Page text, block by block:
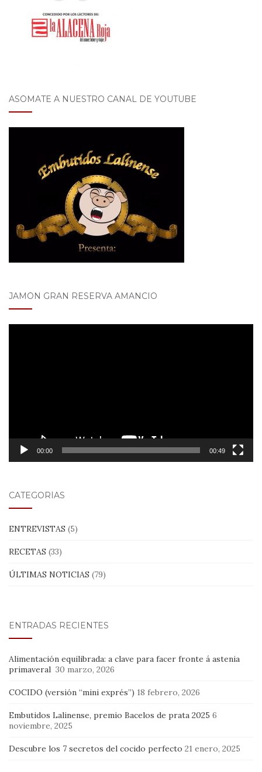
ASÓMATE A NUESTRO CANAL DE YOUTUBE
JAMÓN GRAN RESERVA AMANCIO
00:00 00:49
CATEGORÍAS
ENTREVISTAS (5)
RECETAS (33)
ÚLTIMAS NOTICIAS (79)
ENTRADAS RECIENTES
Alimentación equilibrada: a clave para facer fronte á astenia
primaveral 30 marzo, 2026
COCIDO (versión “mini exprés”) 18 febrero, 2026
Embutidos Lalinense, premio Bacelos de prata 2025 6
noviembre, 2025
Descubre los 7 secretos del cocido perfecto 21 enero, 2025